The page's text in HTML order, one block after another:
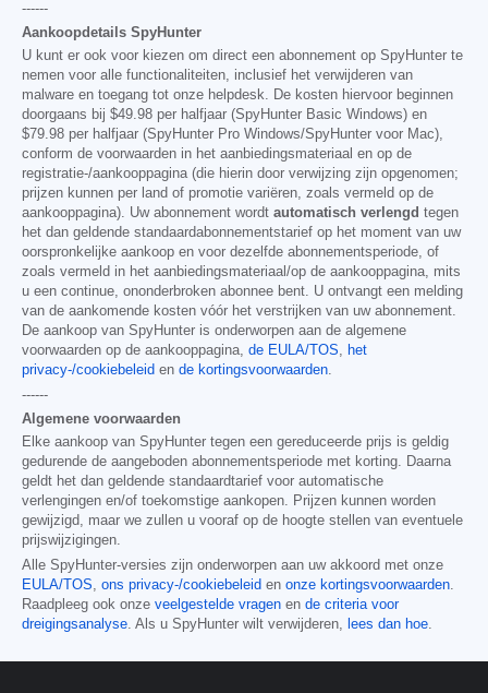
------
Aankoopdetails SpyHunter
U kunt er ook voor kiezen om direct een abonnement op SpyHunter te
nemen voor alle functionaliteiten, inclusief het verwijderen van
malware en toegang tot onze helpdesk. De kosten hiervoor beginnen
doorgaans bij $49.98 per halfjaar (SpyHunter Basic Windows) en
$79.98 per halfjaar (SpyHunter Pro Windows/SpyHunter voor Mac),
conform de voorwaarden in het aanbiedingsmateriaal en op de
registratie-/aankooppagina (die hierin door verwijzing zijn opgenomen;
prijzen kunnen per land of promotie variëren, zoals vermeld op de
aankooppagina). Uw abonnement wordt automatisch verlengd tegen
het dan geldende standaardabonnementstarief op het moment van uw
oorspronkelijke aankoop en voor dezelfde abonnementsperiode, of
zoals vermeld in het aanbiedingsmateriaal/op de aankooppagina, mits
u een continue, ononderbroken abonnee bent. U ontvangt een melding
van de aankomende kosten vóór het verstrijken van uw abonnement.
De aankoop van SpyHunter is onderworpen aan de algemene
voorwaarden op de aankooppagina, de EULA/TOS, het
privacy-/cookiebeleid en de kortingsvoorwaarden.
------
Algemene voorwaarden
Elke aankoop van SpyHunter tegen een gereduceerde prijs is geldig
gedurende de aangeboden abonnementsperiode met korting. Daarna
geldt het dan geldende standaardtarief voor automatische
verlengingen en/of toekomstige aankopen. Prijzen kunnen worden
gewijzigd, maar we zullen u vooraf op de hoogte stellen van eventuele
prijswijzigingen.
Alle SpyHunter-versies zijn onderworpen aan uw akkoord met onze
EULA/TOS, ons privacy-/cookiebeleid en onze kortingsvoorwaarden.
Raadpleeg ook onze veelgestelde vragen en de criteria voor
dreigingsanalyse. Als u SpyHunter wilt verwijderen, lees dan hoe.